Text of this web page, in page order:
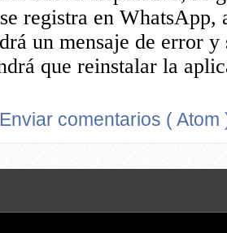
Enviar comentarios ( Atom